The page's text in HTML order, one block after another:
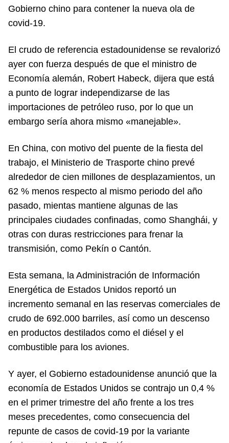
Gobierno chino para contener la nueva ola de
covid-19.
El crudo de referencia estadounidense se revalorizó
ayer con fuerza después de que el ministro de
Economía alemán, Robert Habeck, dijera que está
a punto de lograr independizarse de las
importaciones de petróleo ruso, por lo que un
embargo sería ahora mismo «manejable».
En China, con motivo del puente de la fiesta del
trabajo, el Ministerio de Trasporte chino prevé
alrededor de cien millones de desplazamientos, un
62 % menos respecto al mismo periodo del año
pasado, mientas mantiene algunas de las
principales ciudades confinadas, como Shanghái, y
otras con duras restricciones para frenar la
transmisión, como Pekín o Cantón.
Esta semana, la Administración de Información
Energética de Estados Unidos reportó un
incremento semanal en las reservas comerciales de
crudo de 692.000 barriles, así como un descenso
en productos destilados como el diésel y el
combustible para los aviones.
Y ayer, el Gobierno estadounidense anunció que la
economía de Estados Unidos se contrajo un 0,4 %
en el primer trimestre del año frente a los tres
meses precedentes, como consecuencia del
repunte de casos de covid-19 por la variante